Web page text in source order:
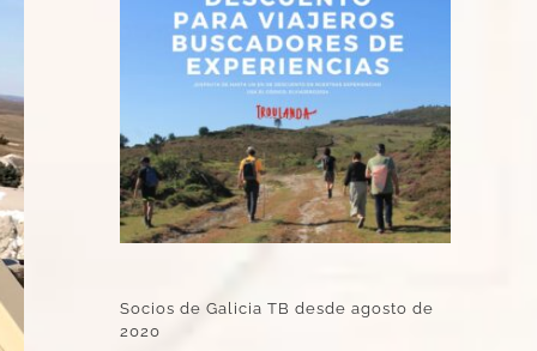
Socios de Galicia TB desde agosto de
2020